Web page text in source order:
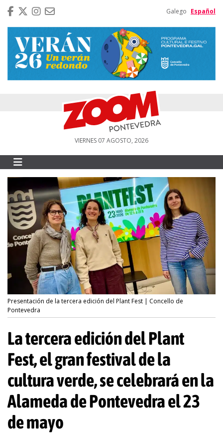
Galego Español
VIERNES 07 AGOSTO, 2026
Presentación de la tercera edición del Plant Fest | Concello de
Pontevedra
La tercera edición del Plant
Fest, el gran festival de la
cultura verde, se celebrará en la
Alameda de Pontevedra el 23
de mayo